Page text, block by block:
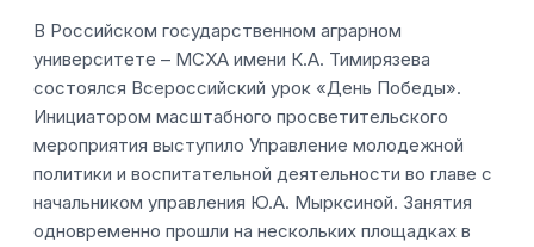
В Российском государственном аграрном
университете – МСХА имени К.А. Тимирязева
состоялся Всероссийский урок «День Победы».
Инициатором масштабного просветительского
мероприятия выступило Управление молодежной
политики и воспитательной деятельности во главе с
начальником управления Ю.А. Мырксиной. Занятия
одновременно прошли на нескольких площадках в